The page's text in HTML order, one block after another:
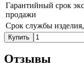
Гарантийный срок
продажи
Срок службы
Купить
Отзывы